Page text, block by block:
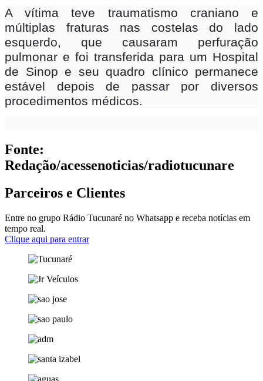
A vítima teve traumatismo craniano e
múltiplas fraturas nas costelas do lado
esquerdo, que causaram perfuração
pulmonar e foi transferida para um Hospital
de Sinop e seu quadro clínico permanece
estável depois de passar por diversos
procedimentos médicos.
Fonte:
Redação/acessenoticias/radiotucunare
Parceiros e Clientes
Entre no grupo Rádio Tucunaré no Whatsapp e receba notícias em
tempo real.
Clique aqui para entrar